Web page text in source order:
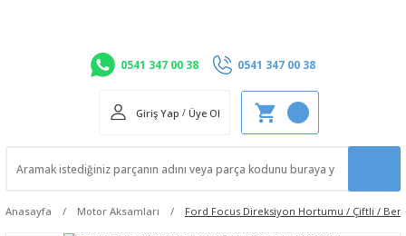
0541 347 00 38 0541 347 00 38
Giriş Yap / Üye Ol
Anasayfa Motor Aksamları Ford Focus Direksiyon Hortumu / Çiftli /